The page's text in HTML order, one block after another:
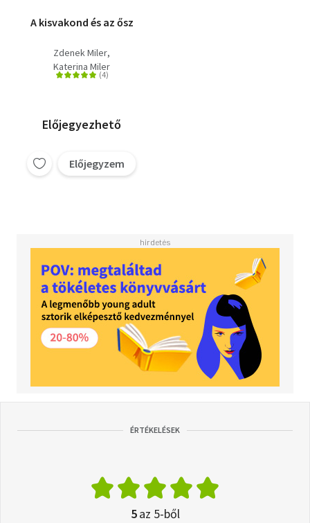
A kisvakond és az ősz
Zdenek Miler
Katerina Miler
Előjegyezhető
Előjegyzem
ÉRTÉKELÉSEK
5az 5-ből